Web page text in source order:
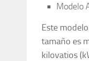
Modelo
Este
tamaño es
kilovatios